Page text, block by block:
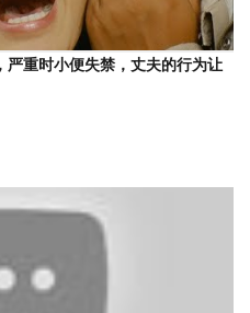
严重时小便失禁，丈夫的行为让